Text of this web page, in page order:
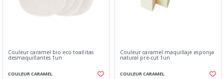
Couleur caramel bio eco toallitas
desmaquillantes 1un
COULEUR CARAMEL
Couleur caramel maquillaje esponja
natural pre-cut 1un
COULEUR CARAMEL